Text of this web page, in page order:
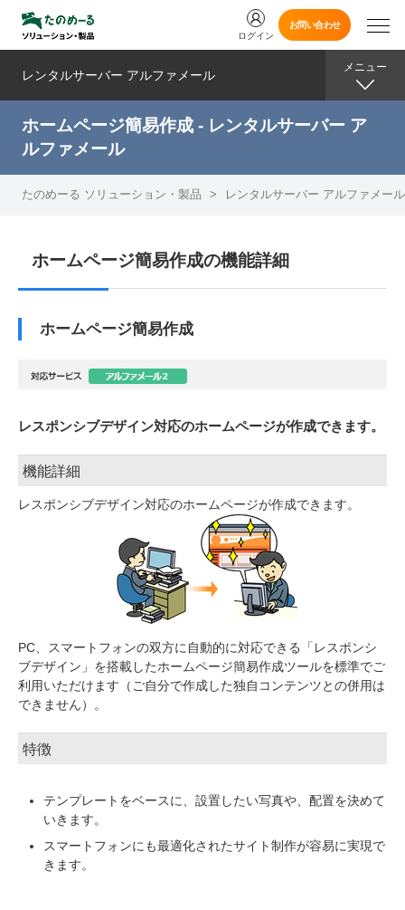
ログイン
お問い合わせ
レンタルサーバー アルファメール
メニュー
ホームページ簡易作成 - レンタルサーバー ア
ルファメール
たのめーる ソリューション・製品 > レンタルサーバー アルファメール
ホームページ簡易作成の機能詳細
ホームページ簡易作成
レスポンシブデザイン対応のホームページが作成できます。
機能詳細
レスポンシブデザイン対応のホームページが作成できます。
PC、スマートフォンの双方に自動的に対応できる「レスポンシ
ブデザイン」を搭載したホームページ簡易作成ツールを標準でご
利用いただけます（ご自分で作成した独自コンテンツとの併用は
できません）。
特徴
テンプレートをベースに、設置したい写真や、配置を決めて
いきます。
スマートフォンにも最適化されたサイト制作が容易に実現で
きます。